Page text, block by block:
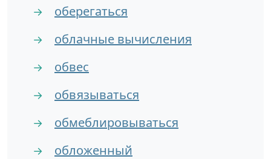
→ оберегаться
→ облачные вычисления
→ обвес
→ обвязываться
→ обмеблировываться
→ обложенный